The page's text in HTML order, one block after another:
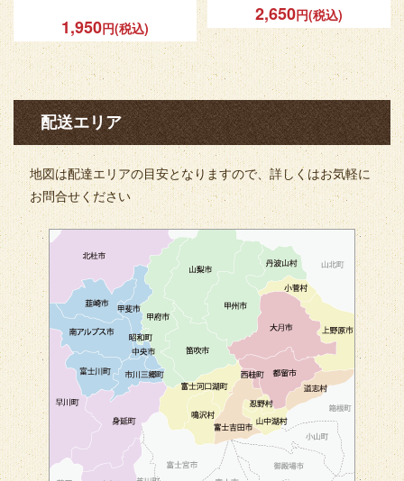
1,950円(税込)
2,650円(税込)
配送エリア
地図は配達エリアの目安となりますので、詳しくはお気軽に
お問合せください